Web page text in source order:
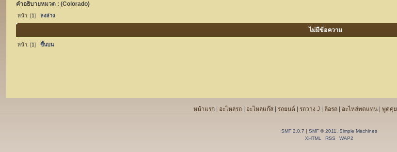
คำอธิบายหมวด : (Colorado)
หน้า: [1] ลงล่าง
ไม่มีข้อความ
หน้า: [1 ] ขึ้นบน
หน้าแรก อะไหล่รถ อะไหล่แก๊ส รถยนต์ รถวาง J ล้อรถ อะไหล่ทดแทน |พูดคุย
SMF 2.0.7 |SMF © 2011 ,Simple Machines
XHTML
RSS WAP2